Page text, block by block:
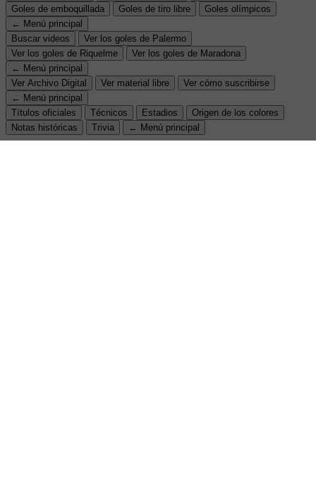
Goles de emboquillada
Goles de tiro libre
Goles olímpicos
← Menú principal
Buscar videos
Ver los goles de Palermo
Ver los goles de Riquelme
Ver los goles de Maradona
← Menú principal
Ver Archivo Digital
Ver material libre
Ver cómo suscribirse
← Menú principal
Títulos oficiales
Técnicos Estadios
Origen de los colores
Notas históricas
Trivia ← Menú principal